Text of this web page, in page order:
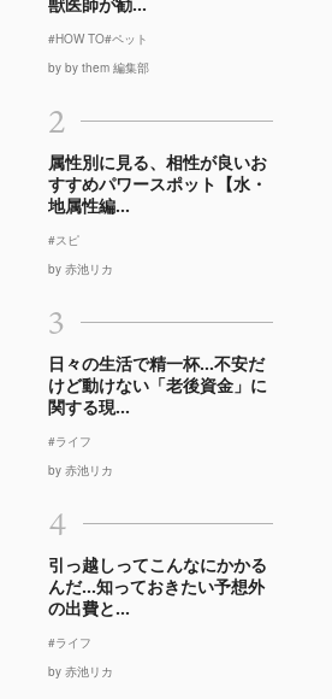
#HOW TO#ペット
by by them 編集部
2
属性別に見る、相性が良いお
すすめパワースポット【水・
地属性編...
#スピ
by 赤池リカ
3
日々の生活で精一杯…不安だ
けど動けない「老後資金」に
関する現...
#ライフ
by 赤池リカ
4
引っ越しってこんなにかかる
んだ…知っておきたい予想外
の出費と...
#ライフ
by 赤池リカ